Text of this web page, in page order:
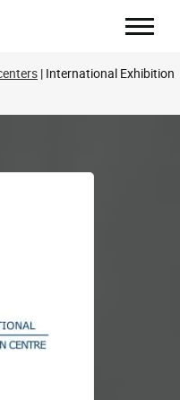
International Exhibition